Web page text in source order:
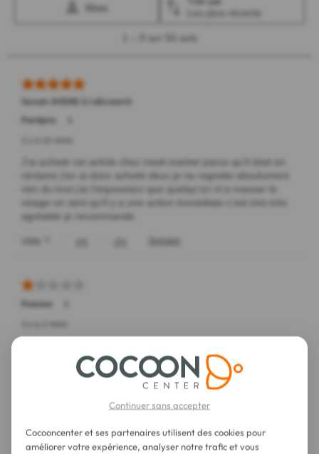
Continuer sans accepter
Cocooncenter et ses partenaires utilisent des cookies pour
améliorer votre expérience, analyser notre trafic et vous